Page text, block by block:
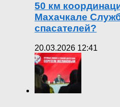
50 км
Махачкале
спасателей?
20.03.2026 12:41